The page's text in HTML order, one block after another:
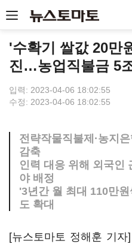
'수확기 쌀값 20만
진…농업직불금 5
입력: 2023-04-06 18:02:55
수정: 2023-04-06 18:02:55
전략작물직불제·농지
감축
인력 대응 위해 외국인
야 배정
'3년간 월 최대 110만
도 확대
[뉴스토마토 정해훈 기